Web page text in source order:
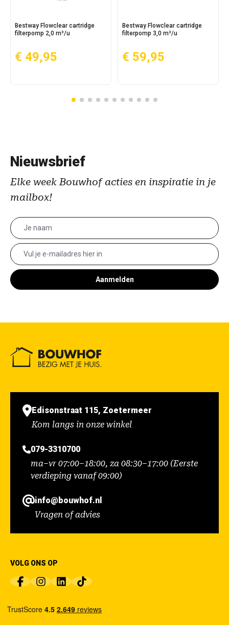
Bestway Flowclear cartridge
filterpomp 2,0 m³/u
€ 49,95
Bestway Flowclear cartridge
filterpomp 3,0 m³/u
€ 59,95
Nieuwsbrief
Elke week Bouwhof acties en inspiratie in je
mailbox!
Aanmelden
Edisonstraat 115, Zoetermeer
Kom langs in onze winkel
079-3310700
ma–vr 07:00–18:00, za 08:30–17:00 (Eerste
verdieping vanaf 09:00)
info@bouwhof.nl
Vragen of advies
VOLG ONS OP